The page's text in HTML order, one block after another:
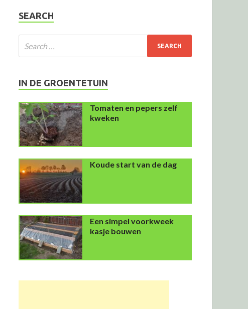
SEARCH
IN DE GROENTETUIN
Tomaten en pepers zelf
kweken
Koude start van de dag
Een simpel voorkweek
kasje bouwen